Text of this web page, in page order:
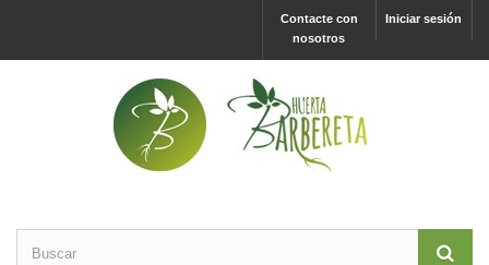
Iniciar sesión
Contacte con
nosotros